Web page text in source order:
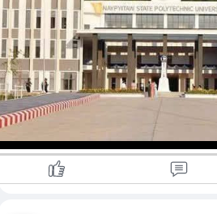
။ စက်မှုအတတ်ပညာ (Engineering)
အဆင့်ရရှိသူများ
State Polytechnic
က္ကသိုလ် (YTU) နှင့် မန္တလေးနည်း
ော နိုင်ငံတော်အဆင့် ထိပ်တန်းနည်းပ
ျှောက်ထားခွင့်ရရှိမည်။
အဆင့်ရရှိသူများ
မိတို့ တိုင်းဒေသကြီးနှင့် ပြည်နယ်အ
များသို့ လျှောက်ထားနိုင်သည်။
အဆင့်ရရှိသူများ
စိုးရနည်းပညာကောလိပ် (GTC) မျ